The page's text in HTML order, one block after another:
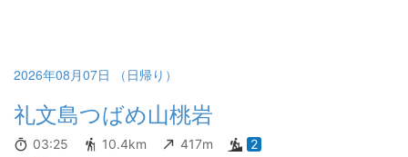
2026年08月07日 （日帰り）
礼文島つばめ山桃岩
03:25 10.4km 417m 2